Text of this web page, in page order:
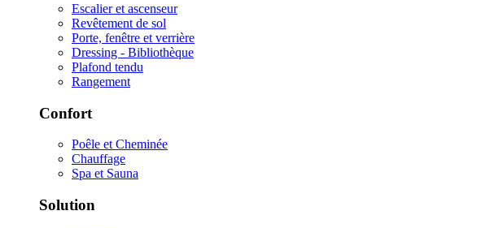
Escalier et ascenseur
Revêtement de sol
Porte, fenêtre et verrière
Dressing - Bibliothèque
Plafond tendu
Rangement
Confort
Poêle et Cheminée
Chauffage
Spa et Sauna
Solution